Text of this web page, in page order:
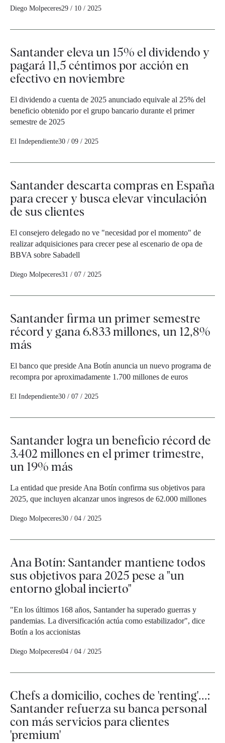
Diego Molpeceres29 / 10 / 2025
Santander eleva un 15% el dividendo y
pagará 11,5 céntimos por acción en
efectivo en noviembre
El dividendo a cuenta de 2025 anunciado equivale al 25% del
beneficio obtenido por el grupo bancario durante el primer
semestre de 2025
El Independiente30 / 09 / 2025
Santander descarta compras en España
para crecer y busca elevar vinculación
de sus clientes
El consejero delegado no ve "necesidad por el momento" de
realizar adquisiciones para crecer pese al escenario de opa de
BBVA sobre Sabadell
Diego Molpeceres31 / 07 / 2025
Santander firma un primer semestre
récord y gana 6.833 millones, un 12,8%
más
El banco que preside Ana Botín anuncia un nuevo programa de
recompra por aproximadamente 1.700 millones de euros
El Independiente30 / 07 / 2025
Santander logra un beneficio récord de
3.402 millones en el primer trimestre,
un 19% más
La entidad que preside Ana Botín confirma sus objetivos para
2025, que incluyen alcanzar unos ingresos de 62.000 millones
Diego Molpeceres30 / 04 / 2025
Ana Botín: Santander mantiene todos
sus objetivos para 2025 pese a "un
entorno global incierto"
"En los últimos 168 años, Santander ha superado guerras y
pandemias. La diversificación actúa como estabilizador", dice
Botín a los accionistas
Diego Molpeceres04 / 04 / 2025
Chefs a domicilio, coches de 'renting'...:
Santander refuerza su banca personal
con más servicios para clientes
'premium'